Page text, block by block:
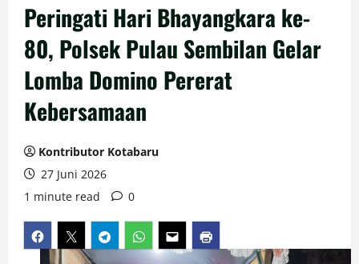
Peringati Hari Bhayangkara ke-
80, Polsek Pulau Sembilan Gelar
Lomba Domino Pererat
Kebersamaan
Kontributor Kotabaru
27 Juni 2026
1 minute read
0